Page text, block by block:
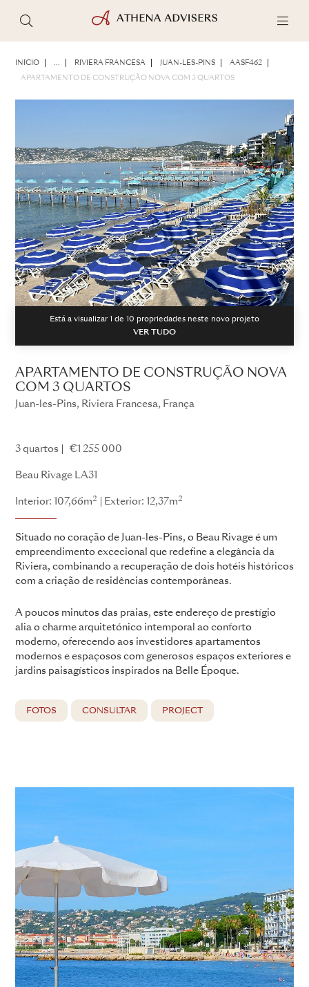
INÍCIO ... RIVIERA FRANCESA JUAN-LES-PINS AASF462
APARTAMENTO DE CONSTRUÇÃO NOVA COM 3 QUARTOS
Está a visualizar 1 de 10 propriedades neste novo projeto
VER TUDO
APARTAMENTO DE CONSTRUÇÃO NOVA
COM 3 QUARTOS
Juan-les-Pins, Riviera Francesa, França
3 quartos €1 255 000
Beau Rivage LA31
Interior: 107,66m2 Exterior: 12,37m2
Situado no coração de Juan-les-Pins, o Beau Rivage é um
empreendimento excecional que redefine a elegância da
Riviera, combinando a recuperação de dois hotéis históricos
com a criação de residências contemporâneas.
A poucos minutos das praias, este endereço de prestígio
alia o charme arquitetónico intemporal ao conforto
moderno, oferecendo aos investidores apartamentos
modernos e espaçosos com generosos espaços exteriores e
jardins paisagísticos inspirados na Belle Époque.
FOTOS CONSULTAR PROJECT